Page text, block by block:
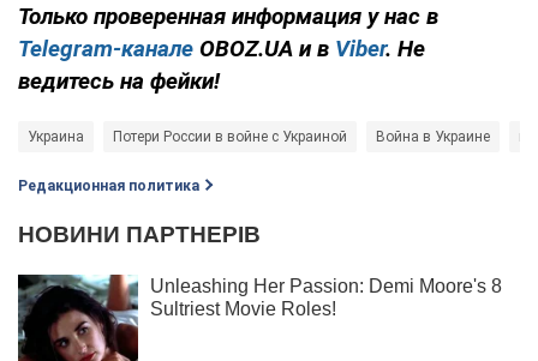
Только проверенная информация у нас в
Telegram-канале OBOZ.UA и в Viber. Не
ведитесь на фейки!
Украина Потери России в войне с Украиной Война в Украине
Редакционная политика